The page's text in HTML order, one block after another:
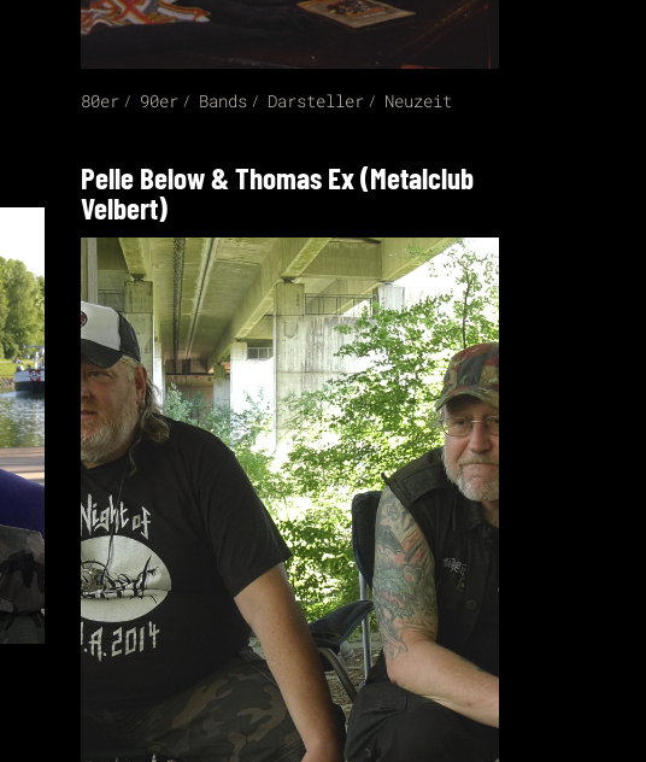
80er 90er Bands Darsteller Neuzeit
Pelle Below & Thomas Ex (Metalclub
Velbert)